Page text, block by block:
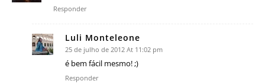
Responder
Luli Monteleone
25 de julho de 2012 At 11:02 pm
é bem fácil mesmo! ;)
Responder